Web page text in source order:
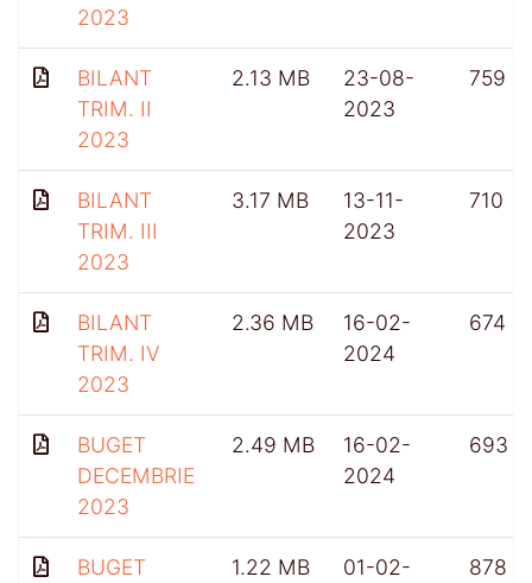
2023
BILANT
TRIM. II
2023
2.13 MB
23-08-
2023
759
BILANT
TRIM. III
2023
3.17 MB
13-11-
2023
710
BILANT
TRIM. IV
2023
2.36 MB
16-02-
2024
674
BUGET
DECEMBRIE
2023
2.49 MB
16-02-
2024
693
BUGET
1.22 MB
01-02-
878